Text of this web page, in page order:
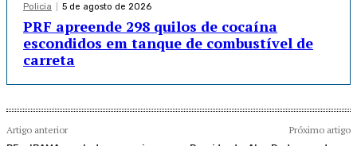
Policia 5 de agosto de 2026
PRF apreende 298 quilos de cocaína
escondidos em tanque de combustível de
carreta
Artigo anterior Próximo artigo